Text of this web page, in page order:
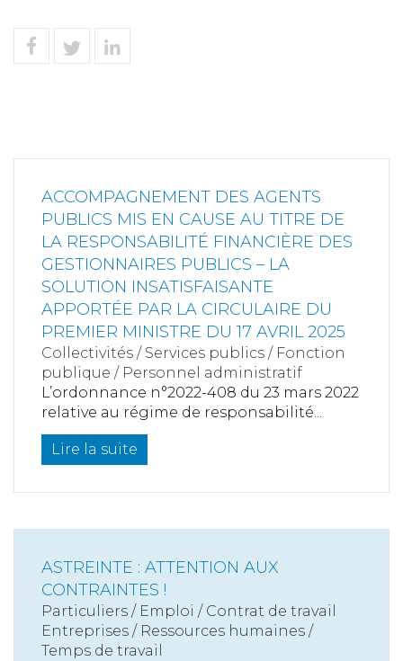
ACCOMPAGNEMENT DES AGENTS
PUBLICS MIS EN CAUSE AU TITRE DE
LA RESPONSABILITÉ FINANCIÈRE DES
GESTIONNAIRES PUBLICS – LA
SOLUTION INSATISFAISANTE
APPORTÉE PAR LA CIRCULAIRE DU
PREMIER MINISTRE DU 17 AVRIL 2025
Collectivités / Services publics / Fonction
publique / Personnel administratif
L’ordonnance n°2022-408 du 23 mars 2022
relative au régime de responsabilité...
Lire la suite
ASTREINTE : ATTENTION AUX
CONTRAINTES !
Particuliers / Emploi / Contrat de travail
Entreprises / Ressources humaines /
Temps de travail